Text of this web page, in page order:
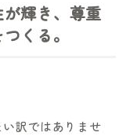
輝き、尊重
くる。
訳ではありませ